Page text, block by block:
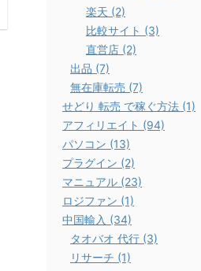
楽天 (2)
比較サイト (3)
直営店 (2)
出品 (7)
無在庫転売 (7)
せどり 転売 で稼ぐ方法 (1)
アフィリエイト (94)
パソコン (13)
プラグイン (2)
マニュアル (23)
ロジファン (1)
中国輸入 (34)
タオバオ 代行 (3)
リサーチ (1)